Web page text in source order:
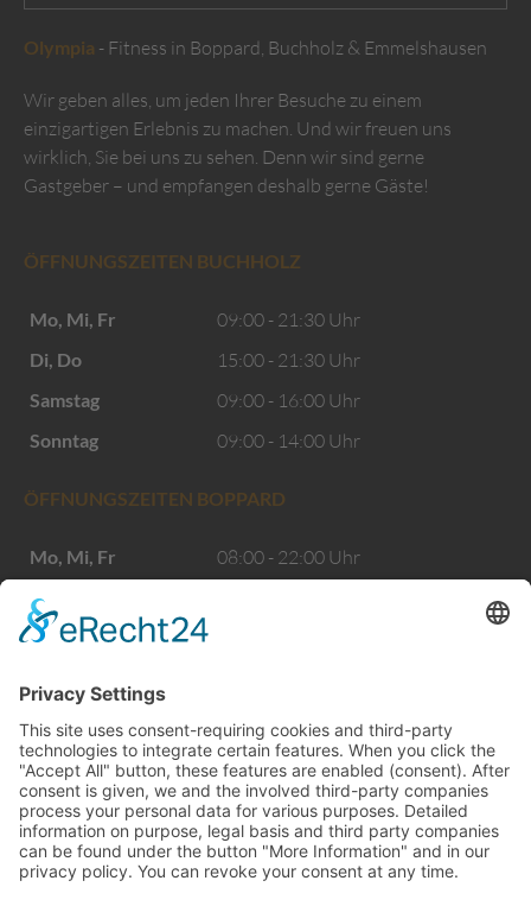
Olympia - Fitness in Boppard, Buchholz & Emmelshausen
Wir geben alles, um jeden Ihrer Besuche zu einem
einzigartigen Erlebnis zu machen. Und wir freuen uns
wirklich, Sie bei uns zu sehen. Denn wir sind gerne
Gastgeber – und empfangen deshalb gerne Gäste!
ÖFFNUNGSZEITEN BUCHHOLZ
Mo, Mi, Fr 09:00 - 21:30 Uhr
Di, Do 15:00 - 21:30 Uhr
Samstag 09:00 - 16:00 Uhr
Sonntag 09:00 - 14:00 Uhr
ÖFFNUNGSZEITEN BOPPARD
Mo, Mi, Fr 08:00 - 22:00 Uhr
Di, Do
Samstag
ÖFFNUNGSZEITEN EMMELSHAUSEN
Mo, Mi, Fr 08:00 - 22:00 Uhr
Di, Do 13:00 - 22:00 Uhr
Samstag 09:00 - 16:00 Uhr